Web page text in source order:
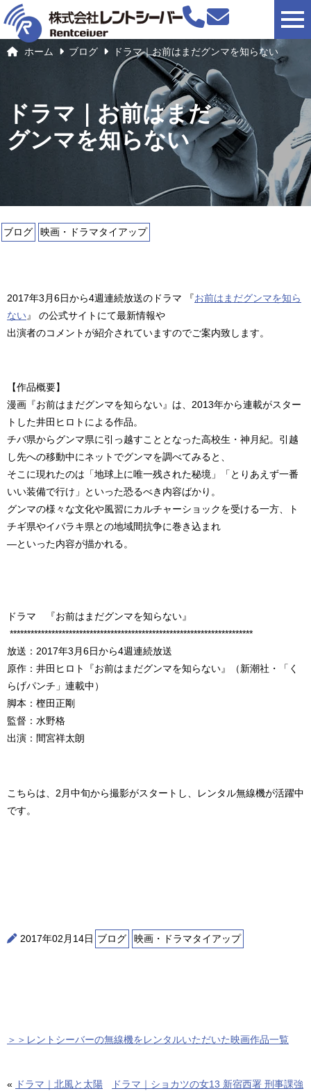
ホーム ブログ ドラマ｜お前はまだグンマを知らない
ドラマ｜お前はまだ
グンマを知らない
ブログ 映画・ドラマタイアップ
2017年3月6日から4週連続放送のドラマ 『お前はまだグンマを知ら
ない』 の公式サイトにて最新情報や
出演者のコメントが紹介されていますのでご案内致します。
【作品概要】
漫画『お前はまだグンマを知らない』は、2013年から連載がスター
トした井田ヒロトによる作品。
チバ県からグンマ県に引っ越すこととなった高校生・神月紀。引越
し先への移動中にネットでグンマを調べてみると、
そこに現れたのは「地球上に唯一残された秘境」「とりあえず一番
いい装備で行け」といった恐るべき内容ばかり。
グンマの様々な文化や風習にカルチャーショックを受ける一方、ト
チギ県やイバラキ県との地域間抗争に巻き込まれ
―といった内容が描かれる。
ドラマ 『お前はまだグンマを知らない』
**********************************************************************
放送：2017年3月6日から4週連続放送
原作：井田ヒロト『お前はまだグンマを知らない』（新潮社・「く
らげパンチ」連載中）
脚本：㭴田正剛
監督：水野格
出演：間宮祥太朗
こちらは、2月中旬から撮影がスタートし、レンタル無線機が活躍中
です。
2017年02月14日 ブログ 映画・ドラマタイアップ
＞＞レントシーバーの無線機をレンタルいただいた映画作品一覧
«
ドラマ｜北風と太陽
ドラマ｜ショカツの女13 新宿西署 刑事課強